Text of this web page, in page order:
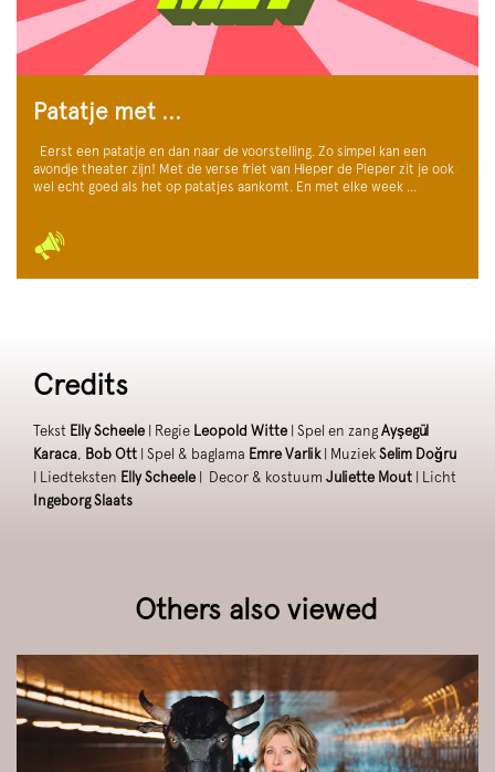
Patatje met ...
Eerst een patatje en dan naar de voorstelling. Zo simpel kan een
avondje theater zijn! Met de verse friet van Hieper de Pieper zit je ook
wel echt goed als het op patatjes aankomt. En met elke week …
Credits
Tekst Elly Scheele | Regie Leopold Witte | Spel en zang Ayşegül
Karaca, Bob Ott | Spel & baglama Emre Varlik| Muziek Selim Doğru
| Liedteksten Elly Scheele | Decor & kostuum Juliette Mout | Licht
Ingeborg Slaats
Others also viewed